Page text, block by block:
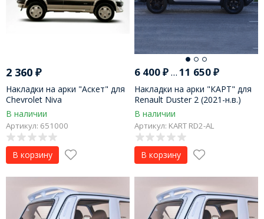
2 360 ₽
Накладки на арки "Аскет" для
Chevrolet Niva
В наличии
Артикул: 651000
В корзину
6 400₽...11 650₽
Накладки на арки "КАРТ" для
Renault Duster 2 (2021-н.в.)
В наличии
Артикул: KART RD2-AL
В корзину